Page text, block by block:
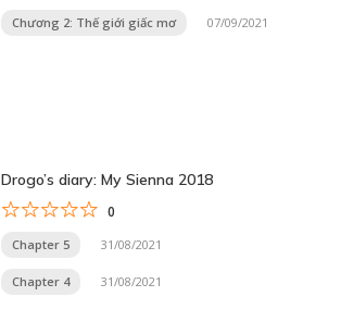
Chương 2: Thế giới giấc mơ 07/09/2021
Drogo’s diary: My Sienna 2018
0
Chapter 5 31/08/2021
Chapter 4 31/08/2021